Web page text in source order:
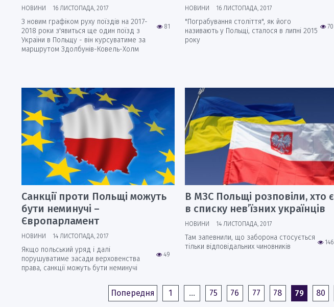
НОВИНИ 16 ЛИСТОПАДА, 2017
81
З новим графіком руху поїздів на 2017-
2018 роки з'явиться ще один поїзд з
України в Польщу - він курсуватиме за
маршрутом Здолбунів-Ковель-Холм
НОВИНИ 16 ЛИСТОПАДА, 2017
70
"Пограбування століття", як його
називають у Польщі, сталося в липні 2015
року
Санкції проти Польщі можуть
бути неминучі –
Європарламент
НОВИНИ 14 ЛИСТОПАДА, 2017
49
Якщо польський уряд і далі
порушуватиме засади верховенства
права, санкції можуть бути неминучі
В МЗС Польщі розповіли, хто є
в списку нев’їзних українців
НОВИНИ 14 ЛИСТОПАДА, 2017
146
Там запевнили, що заборона стосується
тільки відповідальних чиновників
Попередня 1 … 75 76 77 78 79 80